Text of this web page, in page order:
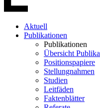
Aktuell
Publikationen
Publikationen
Übersicht
Positionspapiere
Stellungnahmen
Studien
Leitfäden
Faktenblätter